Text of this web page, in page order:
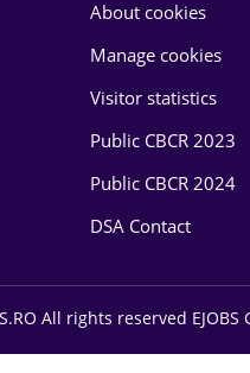
About cookies
Manage cookies
Visitor statistics
Public CBCR 2023
Public CBCR 2024
DSA Contact
All rights reserved EJOBS